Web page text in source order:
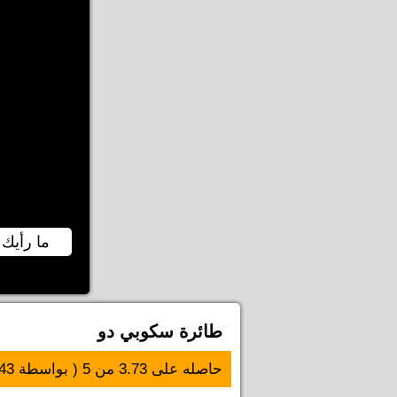
ما رأيك
طائرة سكوبي دو
حاصله على 3.73 من 5 ( بواسطة